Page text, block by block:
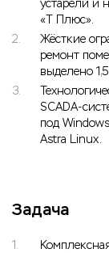
устарели и
«Т Плюс».
Жёсткие
ремонт
выделено
под
Astra Linux.
Задача